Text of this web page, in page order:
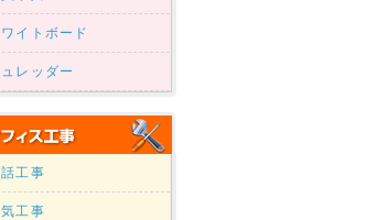
イトボード
レッダー
工事
工事